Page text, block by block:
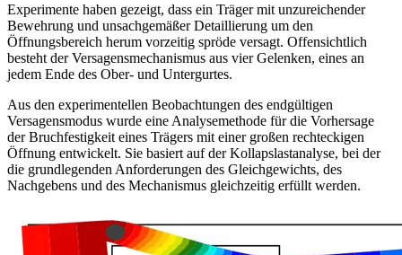
Experimente haben gezeigt, dass ein Träger mit unzureichender
Bewehrung und unsachgemäßer Detaillierung um den
Öffnungsbereich herum vorzeitig spröde versagt. Offensichtlich
besteht der Versagensmechanismus aus vier Gelenken, eines an
jedem Ende des Ober- und Untergurtes.
Aus den experimentellen Beobachtungen des endgültigen
Versagensmodus wurde eine Analysemethode für die Vorhersage
der Bruchfestigkeit eines Trägers mit einer großen rechteckigen
Öffnung entwickelt. Sie basiert auf der Kollapslastanalyse, bei der
die grundlegenden Anforderungen des Gleichgewichts, des
Nachgebens und des Mechanismus gleichzeitig erfüllt werden.